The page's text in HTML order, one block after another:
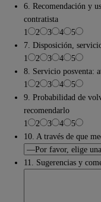
6. Recomendación y
contratista
1
2 3 4
5
7. Disposición,
1
2 3 4
5
8. Servicio posventa:
1
2 3 4
5
9. Probabilidad de
recomendarlo
1
2 3 4
5
10. A través de que
11. Sugerencias y